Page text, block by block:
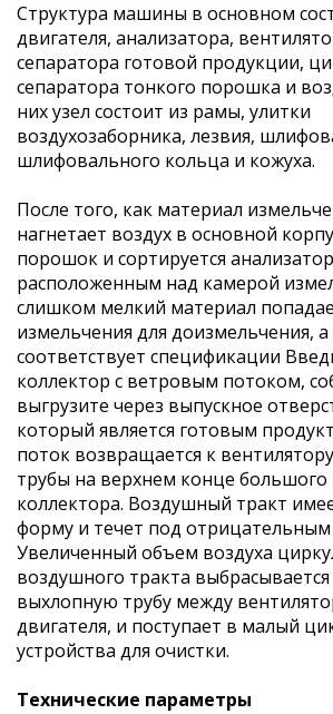
Структура машины в основном
двигателя, анализатора,
сепаратора готовой продукции,
сепаратора тонкого порошка и
них узел состоит из рамы, улитки
воздухозаборника, лезвия,
шлифовального кольца и кожуха.
После того, как материал
нагнетает воздух в основной
порошок и сортируется
расположенным над камерой
слишком мелкий материал
измельчения для доизмельчения, а
соответствует спецификации
коллектор с ветровым потоком,
выгрузите через выпускное
который является готовым
поток возвращается к
трубы на верхнем конце большого
коллектора. Воздушный тракт
форму и течет под
Увеличенный объем воздуха
воздушного тракта выбрасывается
выхлопную трубу между
двигателя, и поступает в малый
устройства для очистки.
Технические параметры